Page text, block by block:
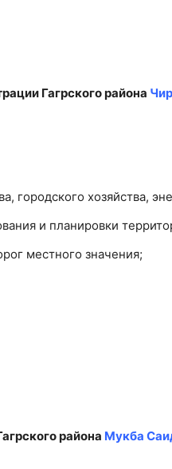
Гагрского района
городского хозяйства,
и планировки
местного значения;
района Мукба